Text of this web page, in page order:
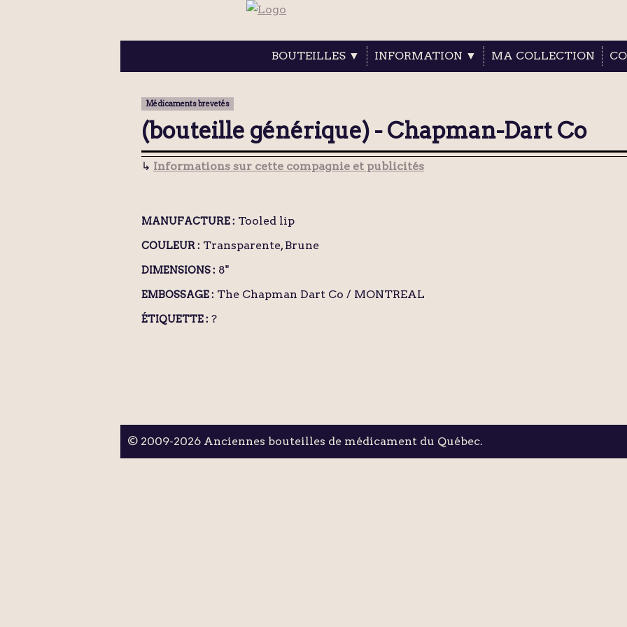
BOUTEILLES ▼ INFORMATION ▼ MA COLLECTION
Médicaments brevetés
(bouteille générique) - Chapman-Dart Co
↳ Informations sur cette compagnie et publicités
MANUFACTURE : Tooled lip
COULEUR : Transparente, Brune
DIMENSIONS : 8"
EMBOSSAGE : The Chapman Dart Co / MONTREAL
ÉTIQUETTE : ?
© 2009-2026 Anciennes bouteilles de médicament du Québec.